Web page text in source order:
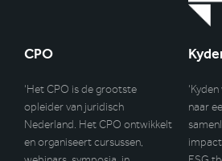
CPO
‘Het CPO is de grootste
opleider van juridisch
Nederland. Het CPO ontwikkelt
en organiseert cursussen,
naar